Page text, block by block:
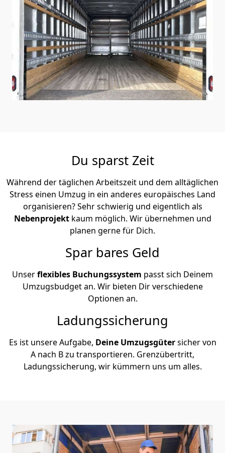
Du sparst Zeit
Während der täglichen Arbeitszeit und dem alltäglichen
Stress einen Umzug in ein anderes europäisches Land
organisieren? Sehr schwierig und eigentlich als
Nebenprojekt kaum möglich. Wir übernehmen und
planen gerne für Dich.
Spar bares Geld
Unserflexibles Buchungssystem passt sich Deinem
Umzugsbudget an. Wir bieten Dir verschiedene
Optionen an.
Ladungssicherung
Es ist unsere Aufgabe, Deine Umzugsgütersicher von
A nach B zu transportieren. Grenzübertritt,
Ladungssicherung, wir kümmern uns um alles.